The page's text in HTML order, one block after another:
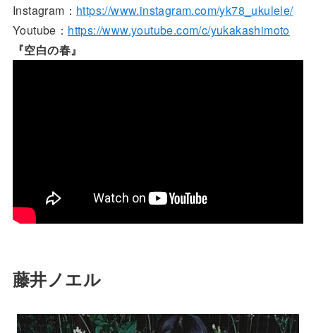
Instagram： https://www.instagram.com/yk78_ukulele/
Youtube： https://www.youtube.com/c/yukakashimoto
『空白の春』
藤井ノエル